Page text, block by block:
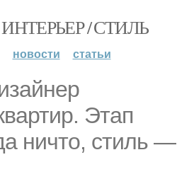
/ СТИЛЬ
новости статьи
Этап
ничто, стиль —